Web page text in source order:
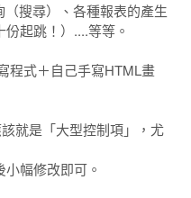
搜尋）、各種報表的產生
份起跳！）....等等。
程式＋自己手寫HTML畫
就是「大型控制項」，尤
幅修改即可。